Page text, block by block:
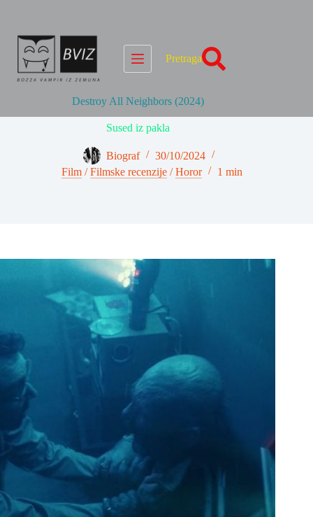
Pretraga
Destroy All Neighbors (2024)
Sused iz pakla
Biograf
30/10/2024
Film/Filmske recenzije/Horor 1 min